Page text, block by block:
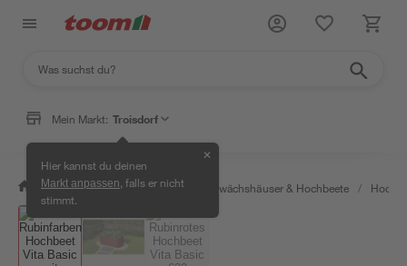
Mein Markt: Troisdorf
Hier kannst du deinen
Markt anpassen , falls er nicht
stimmt.
✕
/ Garten & Freizeit / Anzucht, Gewächshäuser & Hochbeete /